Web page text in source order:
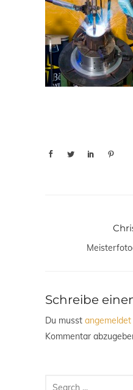
Schreibe
Du musst angemeldet
Kommentar